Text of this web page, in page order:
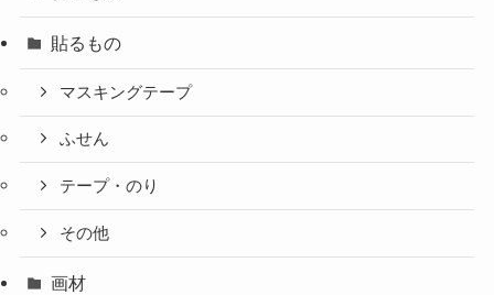
貼るもの
マスキングテープ
ふせん
テープ・のり
その他
画材